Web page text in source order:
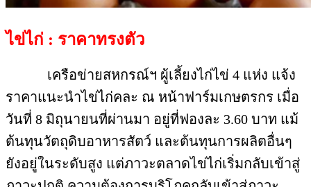
ไข่ไก่ : ราคาทรงตัว
เครือข่ายสหกรณ์ฯ ผู้เลี้ยงไก่ไข่ 4 แห่ง แจ้ง
ราคาแนะนำไข่ไก่คละ ณ หน้าฟาร์มเกษตรกร เมื่อ
วันที่ 8 มิถุนายนที่ผ่านมา อยู่ที่ฟองละ 3.60 บาท แม้
ต้นทุนวัตถุดิบอาหารสัตว์ และต้นทุนการผลิตอื่นๆ
ยังอยู่ในระดับสูง แต่ภาวะตลาดไข่ไก่เริ่มกลับเข้าสู่